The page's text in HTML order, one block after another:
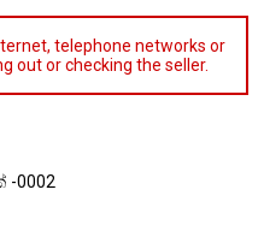
telephone networks or
out or checking the seller.
-0002